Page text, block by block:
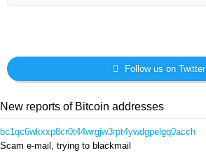
Follow us on Twitter
New reports of Bitcoin addresses
bc1qc6wkxxp8cr0t44wrgjw3rpt4ywdgpelgq0acch
Scam e-mail, trying to blackmail